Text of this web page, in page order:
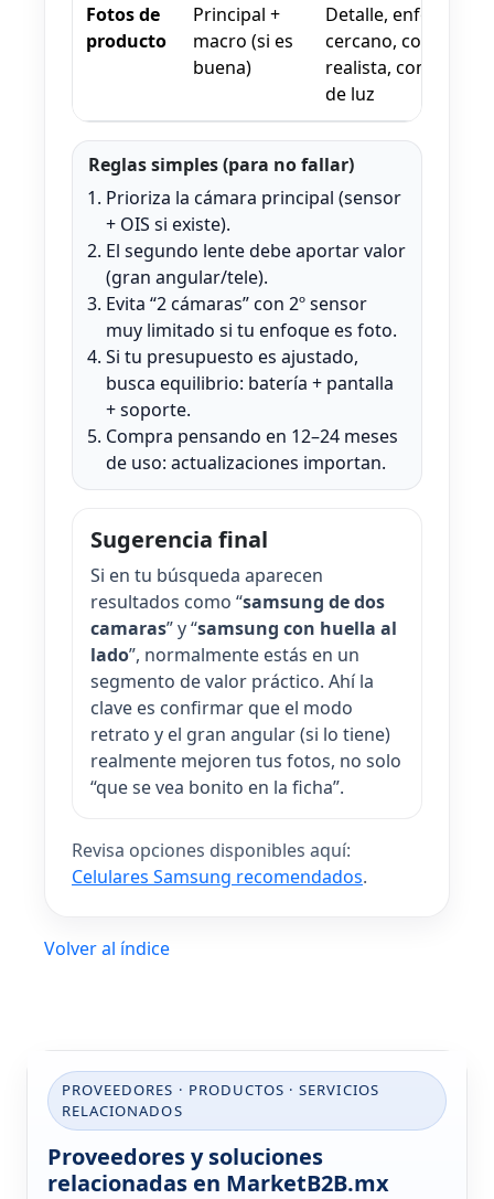
Fotos de
producto
Principal +
macro (si es
buena)
Detalle, enfoque
cercano, color
realista, control
de luz
Reglas simples (para no fallar)
Prioriza la cámara principal (sensor
+ OIS si existe).
El segundo lente debe aportar valor
(gran angular/tele).
Evita “2 cámaras” con 2º sensor
muy limitado si tu enfoque es foto.
Si tu presupuesto es ajustado,
busca equilibrio: batería + pantalla
+ soporte.
Compra pensando en 12–24 meses
de uso: actualizaciones importan.
Sugerencia final
Si en tu búsqueda aparecen
resultados como “samsung de dos
camaras” y “samsung con huella al
lado”, normalmente estás en un
segmento de valor práctico. Ahí la
clave es confirmar que el modo
retrato y el gran angular (si lo tiene)
realmente mejoren tus fotos, no solo
“que se vea bonito en la ficha”.
Revisa opciones disponibles aquí:
Celulares Samsung recomendados.
Volver al índice
PROVEEDORES · PRODUCTOS · SERVICIOS
RELACIONADOS
Proveedores y soluciones
relacionadas en MarketB2B.mx